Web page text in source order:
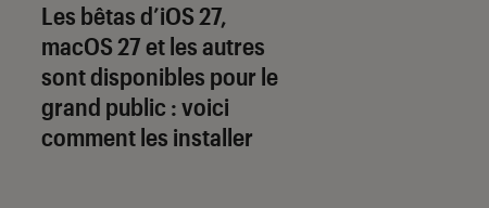
Les bêtas d’iOS 27,
macOS 27 et les autres
sont disponibles pour le
grand public : voici
comment les installer